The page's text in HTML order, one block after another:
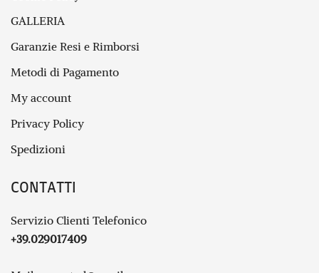
GALLERIA
Garanzie Resi e Rimborsi
Metodi di Pagamento
My account
Privacy Policy
Spedizioni
CONTATTI
Servizio Clienti Telefonico
+39.029017409